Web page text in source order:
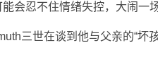
会忍不住情绪失控，大闹一场
三世在谈到他与父亲的“坏